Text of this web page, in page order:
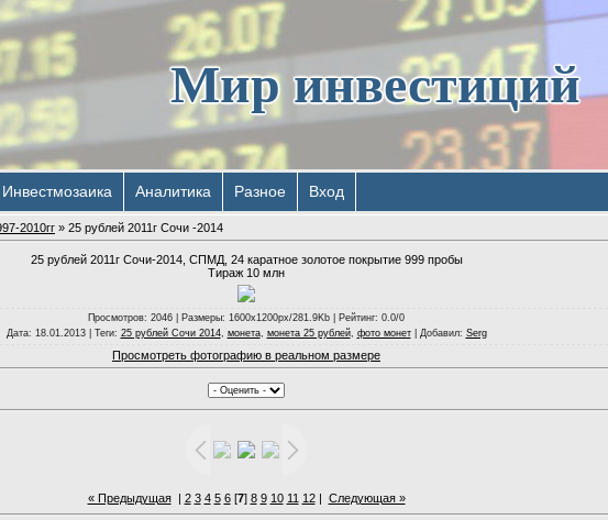
Мир инвестиций
Инвестмозаика Аналитика Разное Вход
2010гг » 25 рублей 2011г Сочи -2014
25 рублей 2011г Сочи-2014, СПМД, 24 каратное золотое покрытие 999 пробы
Тираж 10 млн
Просмотров: 2046 | Размеры: 1600x1200px/281.9Kb | Рейтинг: 0.0/0
Дата: 18.01.2013 | Теги: 25 рублей Сочи 2014, монета, монета 25 рублей, фото монет| Добавил: Serg
Просмотреть фотографию в реальном размере
« Предыдущая| 2 3 4 5 6[7] 8 9 10 11 12| Следующая »